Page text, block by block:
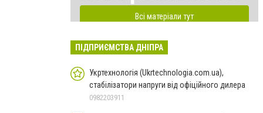
Всі матеріали тут
ПІДПРИЄМСТВА ДНІПРА
Укртехнологія (Ukrtechnologia.com.ua),
стабілізатори напруги від офіційного дилера
0982203911